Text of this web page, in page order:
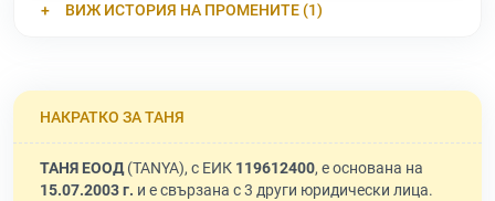
ВИЖ ИСТОРИЯ НА ПРОМЕНИТЕ (1)
НАКРАТКО ЗА ТАНЯ
ТАНЯ ЕООД(TANYA), с ЕИК 119612400, е основана на
15.07.2003 г. и е свързана с 3 други юридически лица.